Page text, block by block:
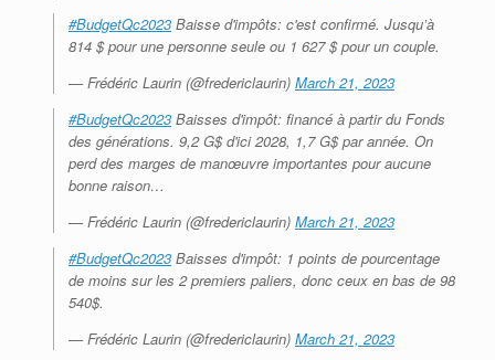
#BudgetQc2023 Baisse d'impôts: c'est confirmé. Jusqu’à
814 $ pour une personne seule ou 1 627 $ pour un couple.
— Frédéric Laurin (@fredericlaurin) March 21, 2023
#BudgetQc2023 Baisses d'impôt: financé à partir du Fonds
des générations. 9,2 G$ d'ici 2028, 1,7 G$ par année. On
perd des marges de manœuvre importantes pour aucune
bonne raison…
— Frédéric Laurin (@fredericlaurin) March 21, 2023
#BudgetQc2023 Baisses d'impôt: 1 points de pourcentage
de moins sur les 2 premiers paliers, donc ceux en bas de 98
540$.
— Frédéric Laurin (@fredericlaurin) March 21, 2023